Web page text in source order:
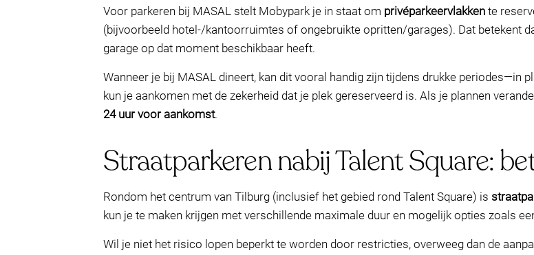
Voor parkeren bij MASAL stelt Mobypark je in staat om privéparkeervlakken te
(bijvoorbeeld hotel-/kantoorruimtes of ongebruikte opritten/garages). Dat betekent
garage op dat moment beschikbaar heeft.
Wanneer je bij MASAL dineert, kan dit vooral handig zijn tijdens drukke periodes—in
kun je aankomen met de zekerheid dat je plek gereserveerd is. Als je plannen
24 uur voor aankomst.
Straatparkeren nabij Talent Square:
Rondom het centrum van Tilburg (inclusief het gebied rond Talent Square) is
kun je te maken krijgen met verschillende maximale duur en mogelijk opties zoals
Wil je niet het risico lopen beperkt te worden door restricties, overweeg dan de